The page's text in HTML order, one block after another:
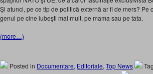
Şi atunci, pe ce tip de politică externă ar fi de mers?
genul pe cine iubeşti mai mult, pe mama sau pe tata.
(more…)
Posted in Documentare, Editoriale, Top News